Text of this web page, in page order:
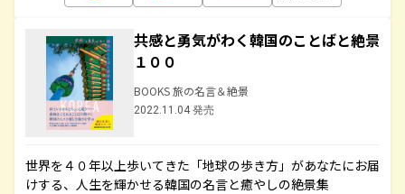
共感と勇気がわく韓国のことばと絶景
１００
BOOKS 旅の名言＆絶景
2022.11.04 発売
世界を４０年以上歩いてきた「地球の歩き方」があなたにお届
けする、人生を輝かせる韓国の名言と癒やしの絶景集